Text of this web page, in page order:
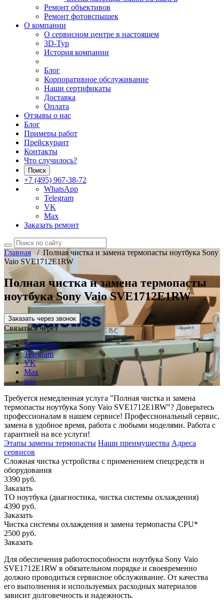
Ремонт объективов
Ремонт фотовспышек
О компании
О сервисном центре в настоящем
3D-Тур
История компании
Блог
Корпоративное обслуживание
Наши сертификаты
Доставка
Оплата
Отзывы о нас
Блог
Примеры работ
Прейскурант
Контакты
Что случилось?
Поиск
+7 (495) 967-38-72
WhatsApp
Telegram
VK
Max
Заказать ремонт
Главная/ Полная чистка и замена термопасты ноутбука Sony
Vaio SVE1712E1RW
Полная чистка и замена термопасты
ноутбука Sony Vaio SVE1712E1RW
Заказать через звонок
Связаться через
WhatsApp
Telegram
VK
Max
imo
Требуется немедленная услуга "Полная чистка и замена
термопасты ноутбука Sony Vaio SVE1712E1RW"? Доверьтесь
профессионалам в нашем сервисе! Профессиональный сервис,
замена в удобное время, работа с любыми моделями. Работа с
гарантией на все услуги!
Этапы замены термопасты Наши преимущества Адреса
сервисов
Сложная чистка устройства с применением спецсредств и
оборудования
3390 руб.
Заказать
ТО ноутбука (диагностика, чистка системы охлаждения)
4390 руб.
Заказать
Чистка системы охлаждения и замена термопасты CPU*
2500 руб.
Заказать
Для обеспечения работоспособности ноутбука Sony Vaio
SVE1712E1RW в обязательном порядке и своевременно
должно проводиться сервисное обслуживание. От качества
его выполнения и используемых расходных материалов
зависит долговечность и надежность.